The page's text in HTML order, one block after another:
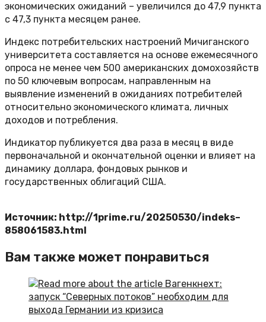
экономических ожиданий – увеличился до 47,9 пункта
с 47,3 пункта месяцем ранее.
Индекс потребительских настроений Мичиганского
университета составляется на основе ежемесячного
опроса не менее чем 500 американских домохозяйств
по 50 ключевым вопросам, направленным на
выявление изменений в ожиданиях потребителей
относительно экономического климата, личных
доходов и потребления.
Индикатор публикуется два раза в месяц в виде
первоначальной и окончательной оценки и влияет на
динамику доллара, фондовых рынков и
государственных облигаций США.
Источник: http://1prime.ru/20250530/indeks–
858061583.html
Вам также может понравиться